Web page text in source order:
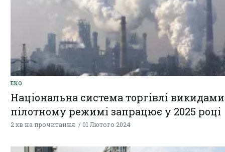
ЕКО
Національна система торгівлі
пілотному режимі запрацює у 2025 році
2 хв на прочитання 01 Лютого 2024